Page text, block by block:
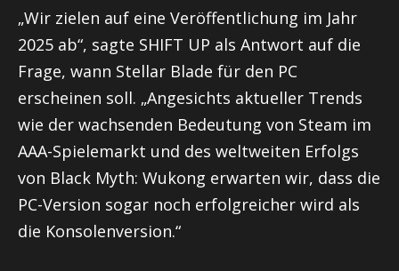
„Wir zielen auf eine Veröffentlichung im Jahr
2025 ab“, sagte SHIFT UP als Antwort auf die
Frage, wann Stellar Blade für den PC
erscheinen soll. „Angesichts aktueller Trends
wie der wachsenden Bedeutung von Steam im
AAA-Spielemarkt und des weltweiten Erfolgs
von Black Myth: Wukong erwarten wir, dass die
PC-Version sogar noch erfolgreicher wird als
die Konsolenversion.“